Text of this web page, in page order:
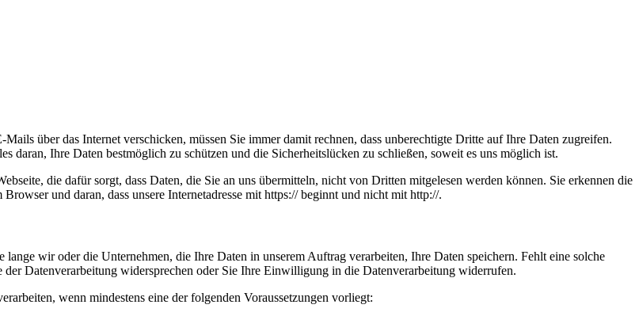
über das Internet verschicken, müssen Sie immer damit rechnen, dass unberechtigte Dritte auf Ihre Daten zugreifen.
Ihre Daten bestmöglich zu schützen und die Sicherheitslücken zu schließen, soweit es uns möglich ist.
die dafür sorgt, dass Daten, die Sie an uns übermitteln, nicht von Dritten mitgelesen werden können. Sie erkennen die
und daran, dass unsere Internetadresse mit https:// beginnt und nicht mit http://.
wir oder die Unternehmen, die Ihre Daten in unserem Auftrag verarbeiten, Ihre Daten speichern. Fehlt eine solche
Datenverarbeitung widersprechen oder Sie Ihre Einwilligung in die Datenverarbeitung widerrufen.
wenn mindestens eine der folgenden Voraussetzungen vorliegt: